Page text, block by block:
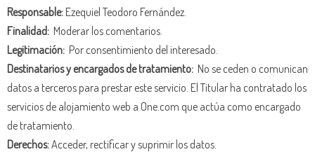
Responsable:Ezequiel Teodoro Fernández.
Finalidad: Moderar los comentarios.
Legitimación: Por consentimiento del interesado.
Destinatarios y encargados de tratamiento: No se ceden o comunican
datos a terceros para prestar este servicio. El Titular ha contratado los
servicios de alojamiento web a One.com que actúa como encargado
de tratamiento.
Derechos:Acceder, rectificar y suprimir los datos.